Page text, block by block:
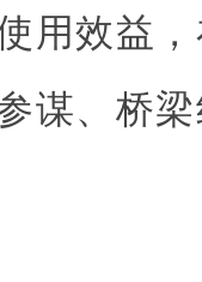
用效益
谋、桥